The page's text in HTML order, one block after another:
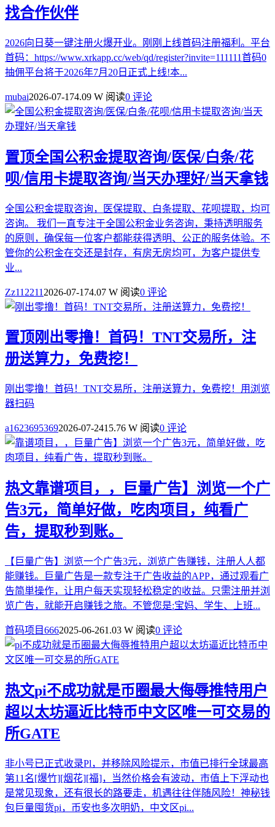
找合作伙伴
2026向日葵一键注册火爆开业。刚刚上线首码注册福利。平台
首码：https://www.xrkapp.cc/web/qd/register?invite=111111首码0
抽佣平台将于2026年7月20日正式上线!本...
mubai2026-07-174.09 W 阅读0 评论
置顶全国公积金提取咨询/医保/白条/花
呗/信用卡提取咨询/当天办理好/当天拿钱
全国公积金提取咨询，医保提取、白条提取、花呗提取，均可
咨询。 我们一直专注于全国公积金业务咨询，秉持透明服务
的原则，确保每一位客户都能获得透明、公正的服务体验。不
管你的公积金在交还是封存，有房无房均可，为客户提供专
业...
Zz112211 2026-07-174.07 W 阅读0 评论
置顶刚出零撸！首码！TNT交易所，注
册送算力，免费挖！
刚出零撸！首码！TNT交易所，注册送算力，免费挖！用浏览
器扫码
a16236953692026-07-2415.76 W 阅读0 评论
热文靠谱项目，，巨量广告】浏览一个广
告3元，简单好做，吃肉项目，纯看广
告，提取秒到账。
【巨量广告】浏览一个广告3元，浏览广告赚钱，注册人人都
能赚钱。巨量广告是一款专注于广告收益的APP，通过观看广
告简単操作，让用户每天实现轻松稳定的收益。只需注册并浏
览广告，就能开启赚钱之旅。不管您是:宝妈、学生、上班...
首码项目6662025-06-261.03 W 阅读0 评论
热文pi不成功就是币圈最大侮辱推特用户
超以太坊逼近比特币中文区唯一可交易的
所GATE
非小号已正式收录Pl，并移除风险提示，市值已排行全球最高
第11名[爆竹][烟花][福]，当然价格会有波动，市值上下浮动也
是常见现象，还有很长的路要走，机遇往往伴随风险！神秘钱
包巨量囤货pi，币安也多次明奶，中文区pi...